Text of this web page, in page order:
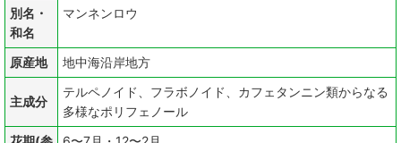
別名・
和名
マンネンロウ
原産地 地中海沿岸地方
主成分
テルペノイド、フラボノイド、カフェタンニン類からなる
多様なポリフェノール